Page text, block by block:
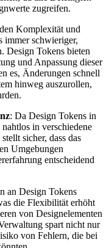
zugreifen.
Komplexität und
immer schwieriger,
Design Tokens bieten
und Anpassung dieser
es, Änderungen schnell
hinweg auszurollen,
: Da Design Tokens in
in verschiedene
sicher, dass das
Umgebungen
entscheidend
an Design Tokens
die Flexibilität erhöht
von Designelementen
spart nicht nur
von Fehlern, die bei